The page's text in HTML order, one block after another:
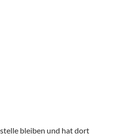
bleiben und hat dort